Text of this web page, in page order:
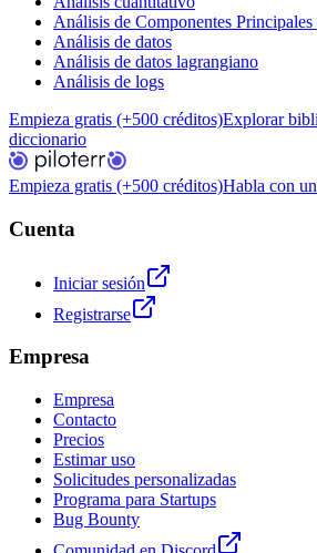
Análisis de Componentes
Análisis de datos
Análisis de datos lagrangiano
Análisis de logs
Empieza gratis (+500 créditos)Explorar
diccionario
Empieza gratis (+500 créditos)Habla con
Cuenta
Iniciar sesión
Registrarse
Empresa
Empresa
Contacto
Precios
Estimar uso
Solicitudes personalizadas
Programa para Startups
Bug Bounty